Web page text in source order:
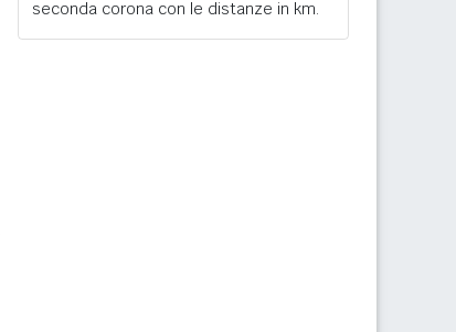
seconda corona con le distanze in km.